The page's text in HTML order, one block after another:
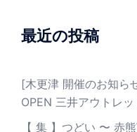
最近の投稿
[木更津 開催のお知ら
OPEN 三井アウトレ
【 集 】つどい 〜 赤